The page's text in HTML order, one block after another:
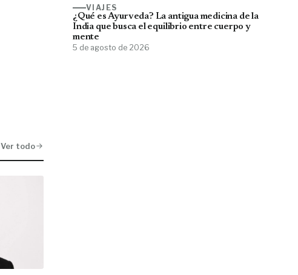
Ver todo
VIAJES
¿Qué es Ayurveda? La antigua medicina de la
India que busca el equilibrio entre cuerpo y
mente
5 de agosto de 2026